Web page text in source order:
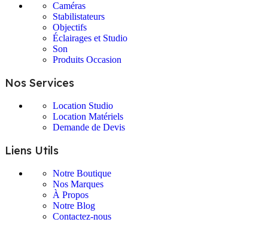
Caméras
Stabilistateurs
Objectifs
Éclairages et Studio
Son
Produits Occasion
Nos Services
Location Studio
Location Matériels
Demande de Devis
Liens Utils
Notre Boutique
Nos Marques
À Propos
Notre Blog
Contactez-nous